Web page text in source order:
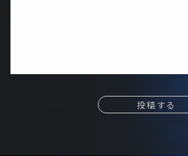
投稿する